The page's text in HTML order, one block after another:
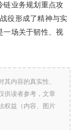
链业务规划重点攻
役形成了精神与实
一场关于韧性、视
内容的真实性、
供读者参考，文章
权益（内容、图片